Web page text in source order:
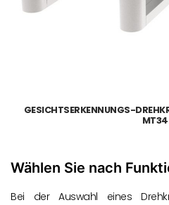
GESICHTSERKENNUNGS-
Wählen Sie nach
Bei der Auswahl eines